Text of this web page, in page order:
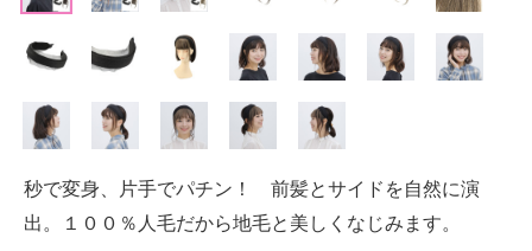
秒で変身、片手でパチン！ 前髪とサイドを自然に演
出。１００％人毛だから地毛と美しくなじみます。